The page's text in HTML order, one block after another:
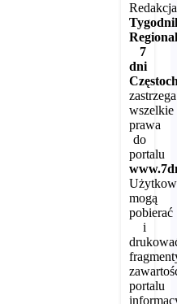
Redakcja
7
dni
zastrzega
wszelkie
prawa
do
portalu
mogą
pobierać
i
portalu